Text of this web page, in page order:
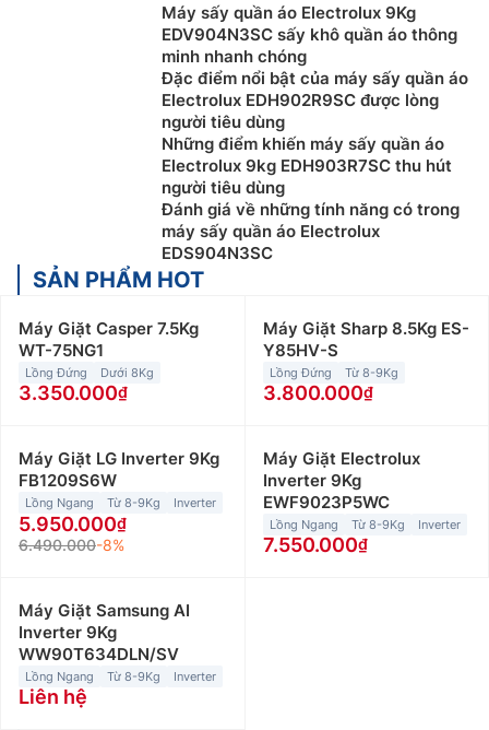
Máy sấy quần áo Electrolux 9Kg
EDV904N3SC sấy khô quần áo thông
minh nhanh chóng
Đặc điểm nổi bật của máy sấy quần áo
Electrolux EDH902R9SC được lòng
người tiêu dùng
Những điểm khiến máy sấy quần áo
Electrolux 9kg EDH903R7SC thu hút
người tiêu dùng
Đánh giá về những tính năng có trong
máy sấy quần áo Electrolux
EDS904N3SC
SẢN PHẨM HOT
Máy Giặt Casper 7.5Kg
WT-75NG1
Lồng Đứng Dưới 8Kg
3.350.000
Máy Giặt Sharp 8.5Kg ES-
Y85HV-S
Lồng Đứng Từ 8-9Kg
3.800.000
Máy Giặt LG Inverter 9Kg
FB1209S6W
Lồng Ngang Từ 8-9Kg Inverter
5.950.000
6.490.000-8%
Máy Giặt Electrolux
Inverter 9Kg
EWF9023P5WC
Lồng Ngang Từ 8-9Kg Inverter
7.550.000
Máy Giặt Samsung AI
Inverter 9Kg
WW90T634DLN/SV
Lồng Ngang Từ 8-9Kg Inverter
Liên hệ